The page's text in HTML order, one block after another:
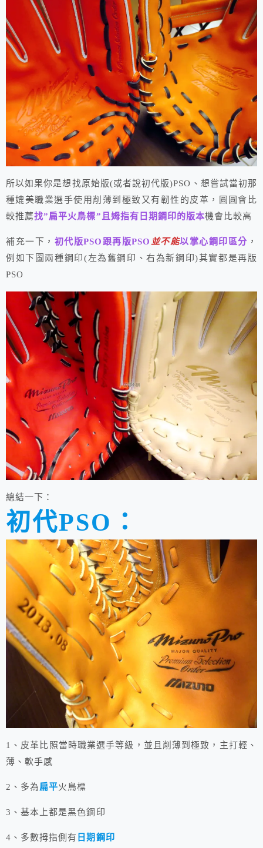
所以如果你是想找原始版(或者說初代版)PSO、想嘗試當初那
種媲美職業選手使用削薄到極致又有韌性的皮革，圓圓會比
較推薦找”扁平火鳥標”且姆指有日期鋼印的版本機會比較高
補充一下， 初代版PSO跟再版PSO 並不能以掌心鋼印區分 ，
例如下圖兩種鋼印(左為舊鋼印、右為新鋼印)其實都是再版
PSO
總結一下：
初代PSO：
1、皮革比照當時職業選手等級，並且削薄到極致，主打輕、
薄、軟手感
2、多為扁平火鳥標
3、基本上都是黑色鋼印
4、多數拇指側有 日期鋼印